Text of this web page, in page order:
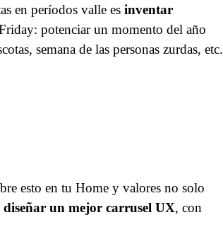
en períodos valle es inventar
potenciar un momento del año
semana de las personas zurdas, etc.
esto en tu Home y valores no solo
diseñar un mejor carrusel UX, con